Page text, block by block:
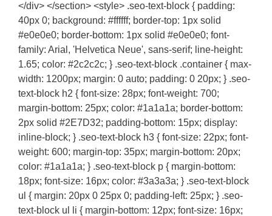
</div> </section> <style> .seo-text-block { padding:
40px 0; background: #ffffff; border-top: 1px solid
#e0e0e0; border-bottom: 1px solid #e0e0e0; font-
family: Arial, 'Helvetica Neue', sans-serif; line-height:
1.65; color: #2c2c2c; } .seo-text-block .container { max-
width: 1200px; margin: 0 auto; padding: 0 20px; } .seo-
text-block h2 { font-size: 28px; font-weight: 700;
margin-bottom: 25px; color: #1a1a1a; border-bottom:
2px solid #2E7D32; padding-bottom: 15px; display:
inline-block; } .seo-text-block h3 { font-size: 22px; font-
weight: 600; margin-top: 35px; margin-bottom: 20px;
color: #1a1a1a; } .seo-text-block p { margin-bottom:
18px; font-size: 16px; color: #3a3a3a; } .seo-text-block
ul { margin: 20px 0 25px 0; padding-left: 25px; } .seo-
text-block ul li { margin-bottom: 12px; font-size: 16px;